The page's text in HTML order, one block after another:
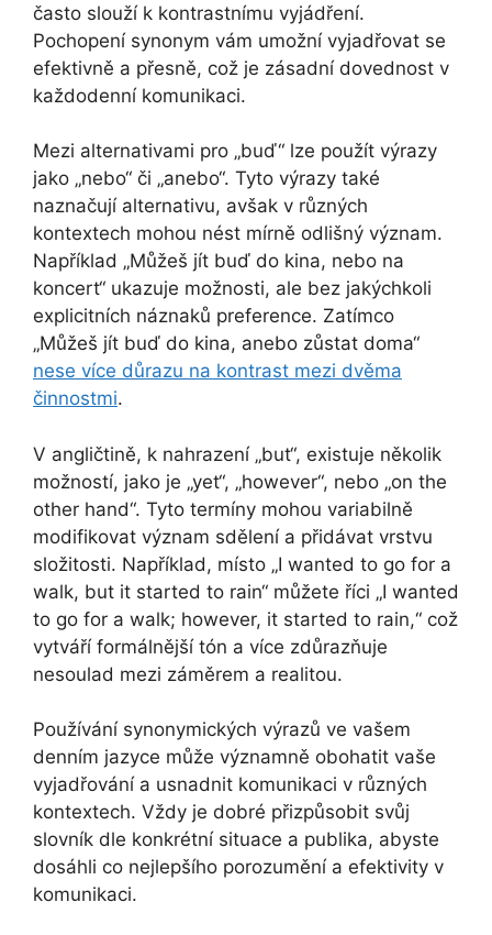
často slouží k kontrastnímu vyjádření.
Pochopení synonym vám umožní vyjadřovat se
efektivně a přesně, což je zásadní dovednost v
každodenní komunikaci.
Mezi alternativami pro „buď“ lze použít výrazy
jako „nebo“ či „anebo“. Tyto výrazy také
naznačují alternativu, avšak v různých
kontextech mohou nést mírně odlišný význam.
Například „Můžeš jít buď do kina, nebo na
koncert“ ukazuje možnosti, ale bez jakýchkoli
explicitních náznaků preference. Zatímco
„Můžeš jít buď do kina, anebo zůstat doma“
nese více důrazu na kontrast mezi dvěma
činnostmi.
V angličtině, k nahrazení „but“, existuje několik
možností, jako je „yet“, „however“, nebo „on the
other hand“. Tyto termíny mohou variabilně
modifikovat význam sdělení a přidávat vrstvu
složitosti. Například, místo „I wanted to go for a
walk, but it started to rain“ můžete říci „I wanted
to go for a walk; however, it started to rain,“ což
vytváří formálnější tón a více zdůrazňuje
nesoulad mezi záměrem a realitou.
Používání synonymických výrazů ve vašem
denním jazyce může významně obohatit vaše
vyjadřování a usnadnit komunikaci v různých
kontextech. Vždy je dobré přizpůsobit svůj
slovník dle konkrétní situace a publika, abyste
dosáhli co nejlepšího porozumění a efektivity v
komunikaci.